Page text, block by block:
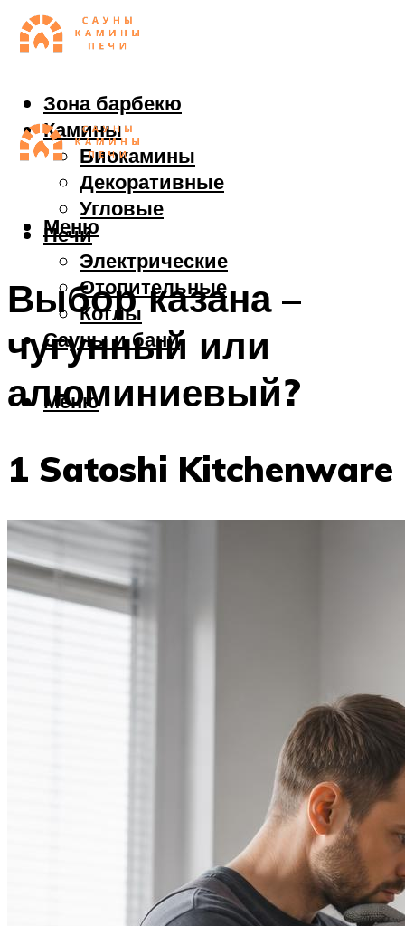
Зона барбекю
Камины
Биокамины
Декоративные
Угловые
Печи
Электрические
Отопительные
Котлы
Сауны и бани
Меню
Меню
Выбор казана –
чугунный или
алюминиевый?
1 Satoshi Kitchenware